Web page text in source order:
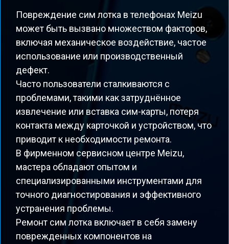
Повреждение сим лотка в телефонах Meizu
может быть вызвано множеством факторов,
включая механическое воздействие, частое
использование или производственный
дефект.
Часто пользователи сталкиваются с
проблемами, такими как затруднённое
извлечение или вставка сим-карты, потеря
контакта между карточкой и устройством, что
приводит к необходимости ремонта.
В фирменном сервисном центре Meizu,
мастера обладают опытом и
специализированными инструментами для
точного диагностирования и эффективного
устранения проблемы.
Ремонт сим лотка включает в себя замену
поврежденных компонентов на